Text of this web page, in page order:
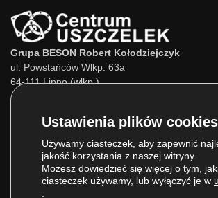
Grupa BESON Robert Kołodziejczyk
ul. Powstańców Wlkp. 63a
64-111 Lipno (wlkp.)
693 800 022
E-mail:info@centrumuszczelek.pl
Używamy ciasteczek, aby zapewnić
jakość korzystania z naszej witryny.
Możesz dowiedzieć się więcej o tym,
ciasteczek używamy, lub wyłączyć je w